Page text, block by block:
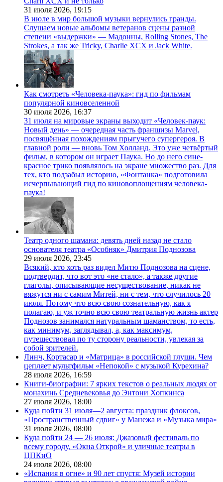
31 июля 2026, 19:15
В июле в мир большой музыки вернулись гранды.
Слушаем новые альбомы ветеранов сцены разной
степени «выдержки» — Мадонны, Rolling Stones, The
Strokes, а так же Tricky, Charlie XCX и Jack White.
Как смотреть «Человека-паука»: гид по фильмам
популярной киновселенной
30 июля 2026, 16:37
31 июля на мировые экраны выходит «Человек-паук:
Новый день» — очередная часть франшизы Marvel,
посвящённая похождениям прыгучего супергероя. В
главной роли — вновь Том Холланд. Это уже четвёртый
фильм, в котором он играет Паука. Но до него сине-
красное трико появлялось на экране множество раз. Для
тех, кто подзабыл историю, «Фонтанка» подготовила
исчерпывающий гид по киновоплощениям человека-
паука!
Театр одного шамана: девять дней назад не стало
основателя театра «Особняк» Дмитрия Поднозова
29 июля 2026, 23:45
Всякий, кто хоть раз видел Митю Поднозова на сцене,
подтвердит, что вот это «не стало», а также другие
глаголы, описывающие несуществование, никак не
вяжутся ни с самим Митей, ни с тем, что случилось 20
июля. Потому что всю свою сознательную, как я
полагаю, и уж точно всю свою театральную жизнь актер
Поднозов занимался натуральным шаманством, то есть,
как минимум, заглядывал, а, как максимум,
путешествовал по ту сторону реальности, увлекая за
собой зрителей.
Линч, Кортасар и «Матрица» в российской глуши. Чем
цепляет мультфильм «Непокой» с музыкой Курехина?
28 июля 2026, 16:59
Книги-биографии: 7 ярких текстов о реальных людях от
монахинь Средневековья до Энтони Хопкинса
27 июля 2026, 18:00
Куда пойти 31 июля—2 августа: праздник флоксов,
«Пространственный сдвиг» у Манежа и «Музыка мира»
31 июля 2026, 08:00
Куда пойти 24 — 26 июля: Джазовый фестиваль по
всему городу, «Окна Открой» и уличные театры в
ЦПКиО
24 июля 2026, 08:00
«Испания в огне» и 90 лет спустя: Музей истории